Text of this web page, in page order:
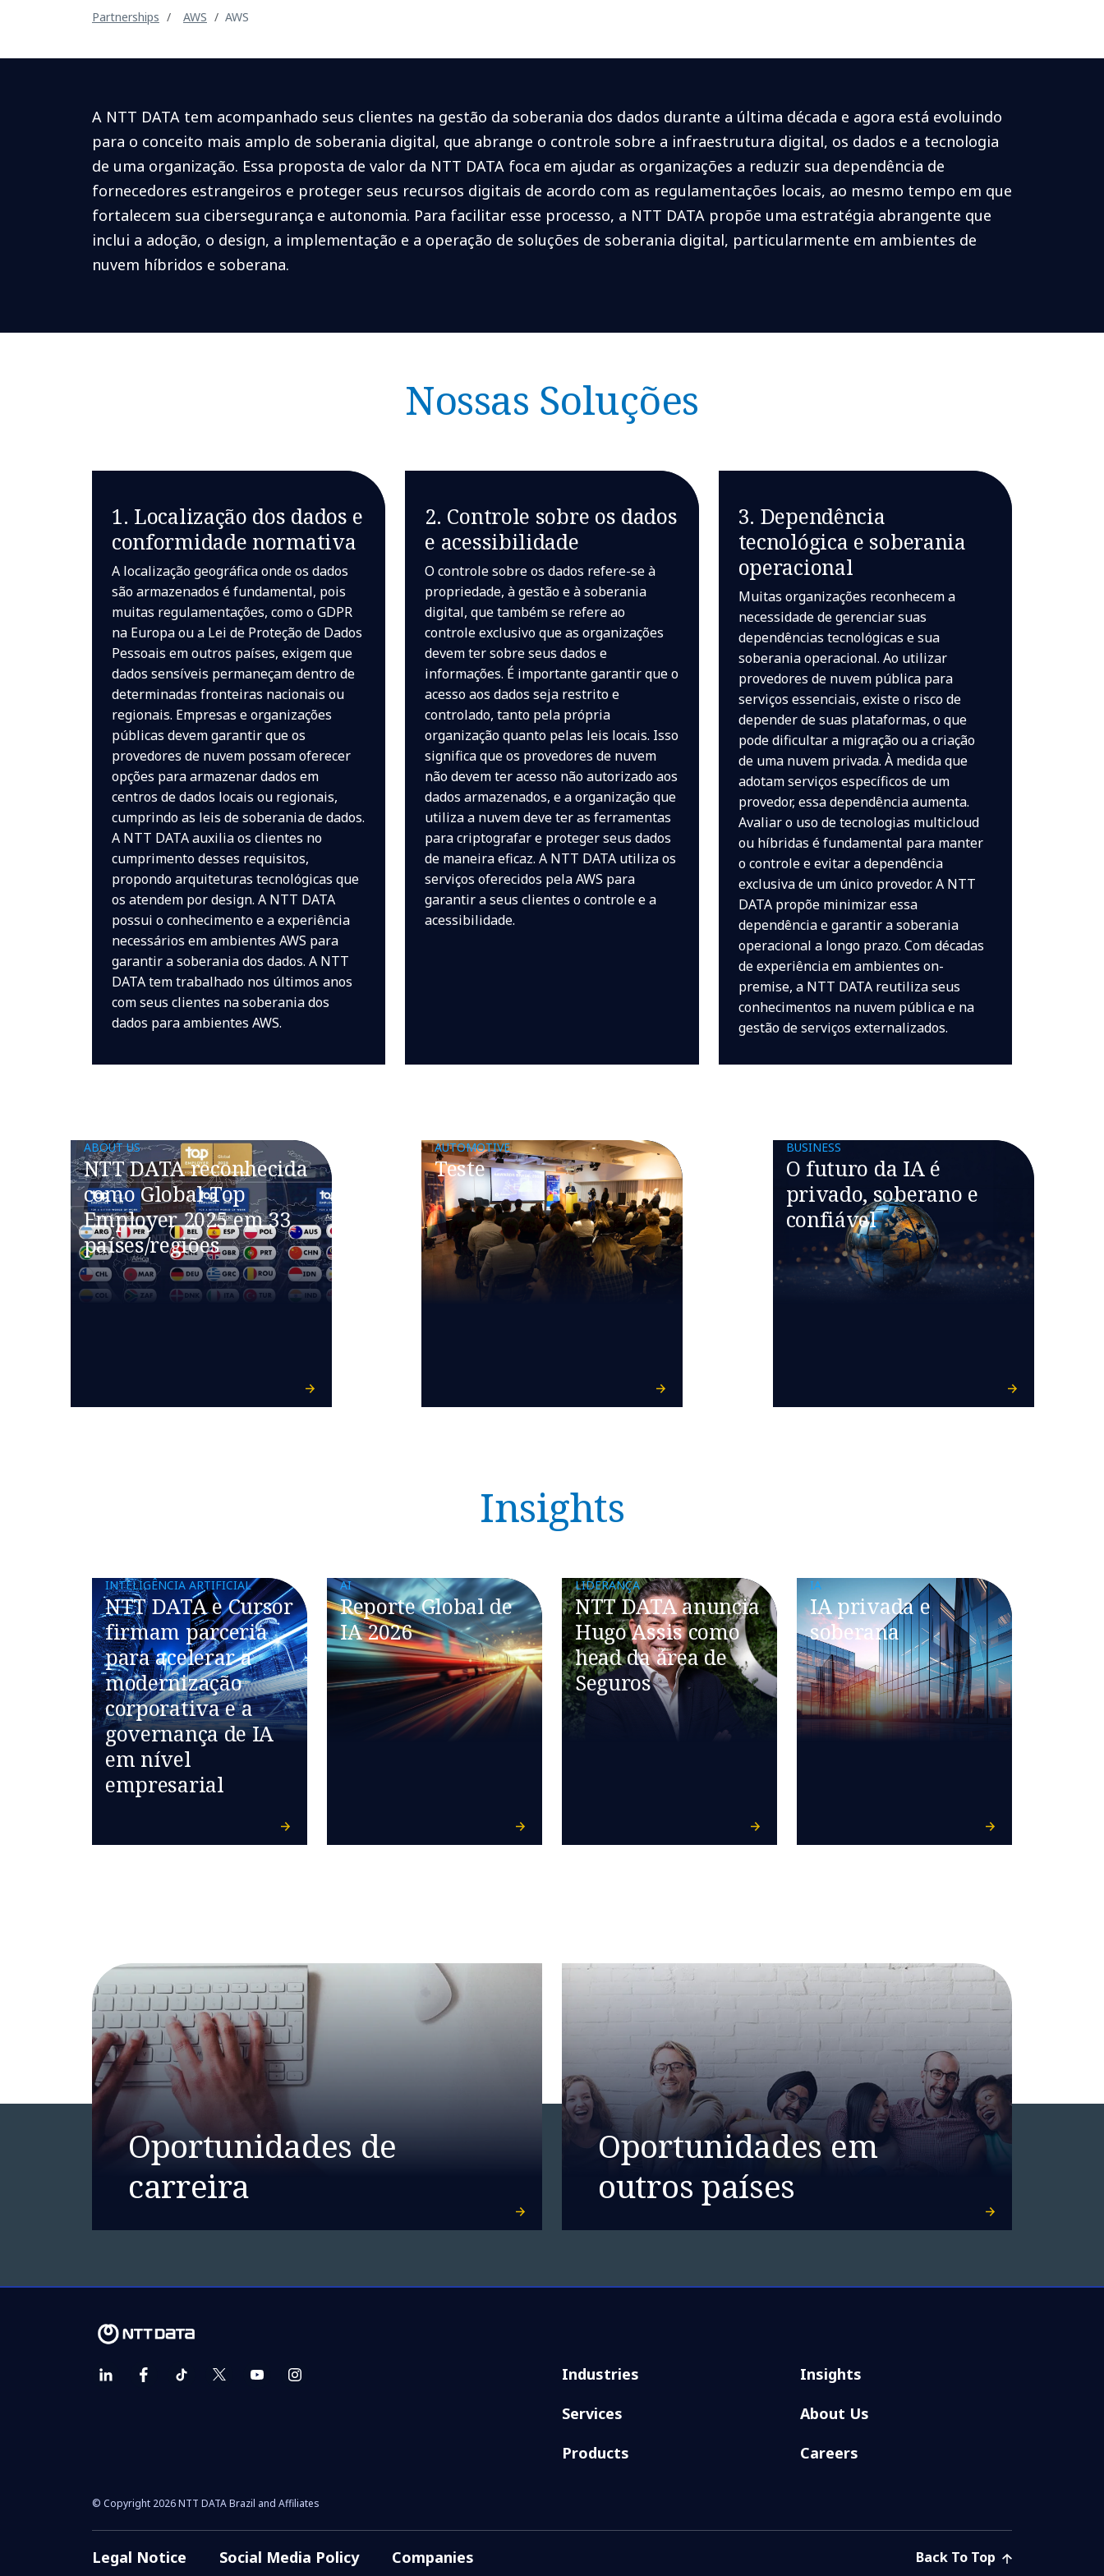
Partnerships AWS AWS
A NTT DATA tem acompanhado seus clientes na gestão da soberania dos dados durante a última década e agora está evoluindo
para o conceito mais amplo de soberania digital, que abrange o controle sobre a infraestrutura digital, os dados e a tecnologia
de uma organização. Essa proposta de valor da NTT DATA foca em ajudar as organizações a reduzir sua dependência de
fornecedores estrangeiros e proteger seus recursos digitais de acordo com as regulamentações locais, ao mesmo tempo em que
fortalecem sua cibersegurança e autonomia. Para facilitar esse processo, a NTT DATA propõe uma estratégia abrangente que
inclui a adoção, o design, a implementação e a operação de soluções de soberania digital, particularmente em ambientes de
nuvem híbridos e soberana.
Nossas Soluções
1. Localização dos dados e
conformidade normativa
A localização geográfica onde os dados
são armazenados é fundamental, pois
muitas regulamentações, como o GDPR
na Europa ou a Lei de Proteção de Dados
Pessoais em outros países, exigem que
dados sensíveis permaneçam dentro de
determinadas fronteiras nacionais ou
regionais. Empresas e organizações
públicas devem garantir que os
provedores de nuvem possam oferecer
opções para armazenar dados em
centros de dados locais ou regionais,
cumprindo as leis de soberania de dados.
A NTT DATA auxilia os clientes no
cumprimento desses requisitos,
propondo arquiteturas tecnológicas que
os atendem por design. A NTT DATA
possui o conhecimento e a experiência
necessários em ambientes AWS para
garantir a soberania dos dados. A NTT
DATA tem trabalhado nos últimos anos
com seus clientes na soberania dos
dados para ambientes AWS.
2. Controle sobre os dados
e acessibilidade
O controle sobre os dados refere-se à
propriedade, à gestão e à soberania
digital, que também se refere ao
controle exclusivo que as organizações
devem ter sobre seus dados e
informações. É importante garantir que o
acesso aos dados seja restrito e
controlado, tanto pela própria
organização quanto pelas leis locais. Isso
significa que os provedores de nuvem
não devem ter acesso não autorizado aos
dados armazenados, e a organização que
utiliza a nuvem deve ter as ferramentas
para criptografar e proteger seus dados
de maneira eficaz. A NTT DATA utiliza os
serviços oferecidos pela AWS para
garantir a seus clientes o controle e a
acessibilidade.
3. Dependência
tecnológica e soberania
operacional
Muitas organizações reconhecem a
necessidade de gerenciar suas
dependências tecnológicas e sua
soberania operacional. Ao utilizar
provedores de nuvem pública para
serviços essenciais, existe o risco de
depender de suas plataformas, o que
pode dificultar a migração ou a criação
de uma nuvem privada. À medida que
adotam serviços específicos de um
provedor, essa dependência aumenta.
Avaliar o uso de tecnologias multicloud
ou híbridas é fundamental para manter
o controle e evitar a dependência
exclusiva de um único provedor. A NTT
DATA propõe minimizar essa
dependência e garantir a soberania
operacional a longo prazo. Com décadas
de experiência em ambientes on-
premise, a NTT DATA reutiliza seus
conhecimentos na nuvem pública e na
gestão de serviços externalizados.
ABOUT US
NTT DATA reconhecida
como Global Top
Employer 2025 em 33
países/regiões
AUTOMOTIVE
Teste
BUSINESS
O futuro da IA é
privado, soberano e
confiável
Insights
INTELIGÊNCIA ARTIFICIAL
NTT DATA e Cursor
firmam parceria
para acelerar a
modernização
corporativa e a
governança de IA
em nível
empresarial
AI
Reporte Global de
IA 2026
LIDERANÇA
NTT DATA anuncia
Hugo Assis como
head da área de
Seguros
IA
IA privada e
soberana
Oportunidades de
carreira
Oportunidades em
outros países
Industries
Services
Products
Insights
About Us
Careers
© Copyright 2026 NTT DATA Brazil and Affiliates
Legal Notice Social Media Policy Companies Back To Top